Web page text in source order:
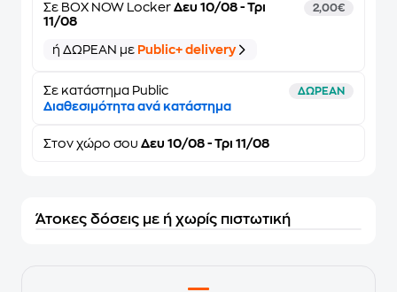
Σε BOX NOW Locker Δευ 10/08 - Τρι
11/08
2,00€
ή ΔΩΡΕΑΝ με Public+ delivery
Σε κατάστημα Public ΔΩΡΕΑΝ
Διαθεσιμότητα ανά κατάστημα
Στον χώρο σου Δευ 10/08 - Τρι 11/08
Άτοκες δόσεις με ή χωρίς πιστωτική